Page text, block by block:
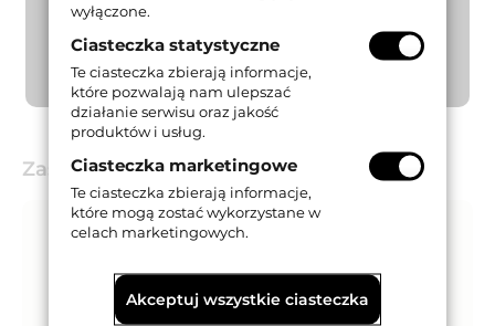
Zastosowanie
wyłączone.
Ciasteczka statystyczne
Te ciasteczka zbierają informacje,
które pozwalają nam ulepszać
działanie serwisu oraz jakość
produktów i usług.
Ciasteczka marketingowe
Te ciasteczka zbierają informacje,
które mogą zostać wykorzystane w
celach marketingowych.
Akceptuj wszystkie ciasteczka